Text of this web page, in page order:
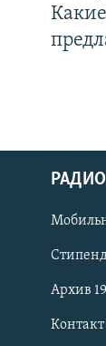
СОЦИАЛЬНЫЕ
Архив
Контакт